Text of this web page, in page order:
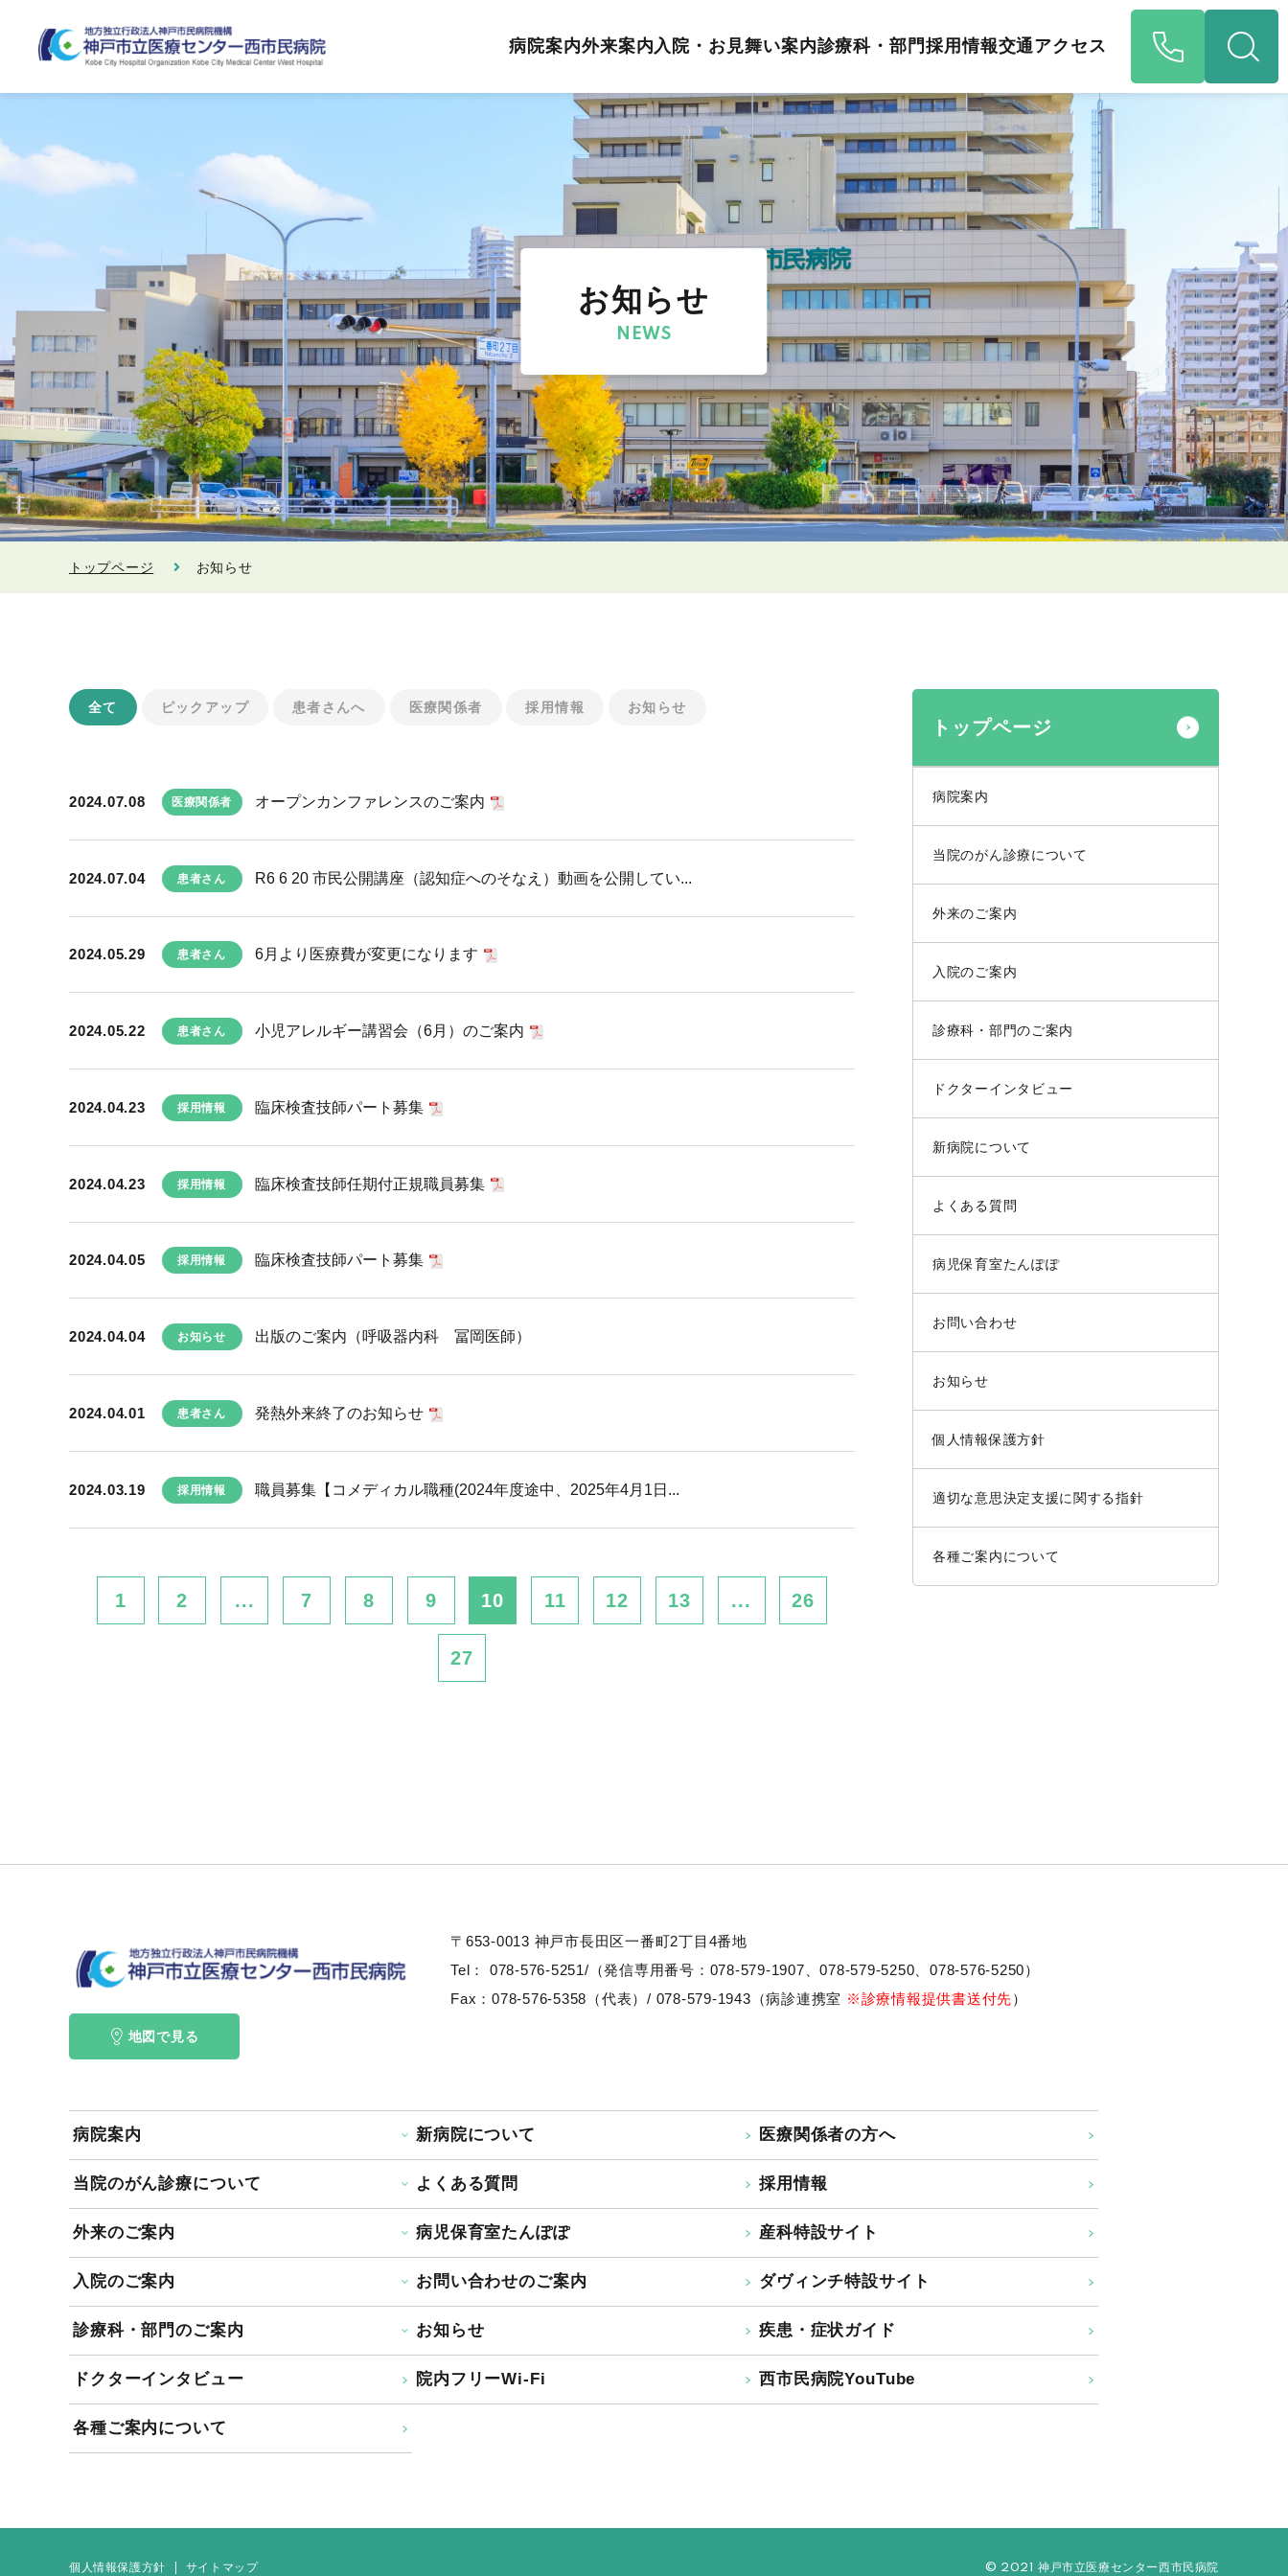
病院案内外来案内入院・お見舞い案内診療科・部門 採用情報交通アクセス
お知らせ
NEWS
トップページ お知らせ
全て ピックアップ 患者さんへ 医療関係者 採用情報 お知らせ
2024.07.08 医療関係者 オープンカンファレンスのご案内
2024.07.04 患者さん R6 6 20 市民公開講座（認知症へのそなえ）動画を公開してい...
2024.05.29 患者さん 6月より医療費が変更になります
2024.05.22 患者さん 小児アレルギー講習会（6月）のご案内
2024.04.23 採用情報 臨床検査技師パート募集
2024.04.23 採用情報 臨床検査技師任期付正規職員募集
2024.04.05 採用情報 臨床検査技師パート募集
2024.04.04 お知らせ 出版のご案内（呼吸器内科 冨岡医師）
2024.04.01 患者さん 発熱外来終了のお知らせ
2024.03.19 採用情報 職員募集【コメディカル職種(2024年度途中、2025年4月1日...
1 2 ... 7 8 9 10 11 12 13 ... 26
27
トップページ
病院案内
当院のがん診療について
外来のご案内
入院のご案内
診療科・部門のご案内
ドクターインタビュー
新病院について
よくある質問
病児保育室たんぽぽ
お問い合わせ
お知らせ
個人情報保護方針
適切な意思決定支援に関する指針
各種ご案内について
〒653-0013 神戸市長田区一番町2丁目4番地
Tel：
078-576-5251/（発信専用番号：078-579-1907、078-579-5250、 078-576-5250）
Fax：078-576-5358（代表）/ 078-579-1943（病診連携室 ※診療情報提供書送付先）
地図で見る
病院案内
当院のがん診療について
外来のご案内
入院のご案内
診療科・部門のご案内
ドクターインタビュー
各種ご案内について
新病院について
よくある質問
病児保育室たんぽぽ
お問い合わせのご案内
お知らせ
院内フリーWi-Fi
医療関係者の方へ
採用情報
産科特設サイト
ダヴィンチ特設サイト
疾患・症状ガイド
西市民病院YouTube
個人情報保護方針 サイトマップ © 2021 神戸市立医療センター西市民病院